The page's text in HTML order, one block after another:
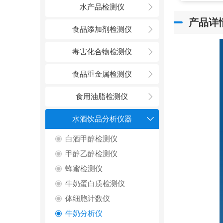
水产品检测仪
食品添加剂检测仪
毒害化合物检测仪
食品重金属检测仪
食用油脂检测仪
水酒饮品分析仪器
白酒甲醇检测仪
甲醇乙醇检测仪
蜂蜜检测仪
牛奶蛋白质检测仪
体细胞计数仪
牛奶分析仪
产品详